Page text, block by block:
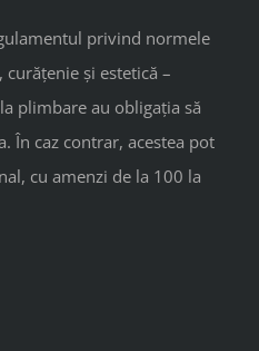
privind normele
și estetică –
plimbare au obligația să
În caz contrar, acestea pot
cu amenzi de la 100 la